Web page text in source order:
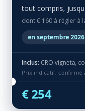
tout compris,
dont € 160 à régler à
en septembre
Inclus: CRO vigneta,
Prix indicatif, confirmé
€ 254